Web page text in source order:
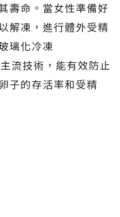
壽命。當女性準備好
解凍，進行體外受精
璃化冷凍
流技術，能有效防止
子的存活率和受精